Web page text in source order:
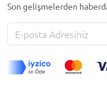
Son gelişmelerden